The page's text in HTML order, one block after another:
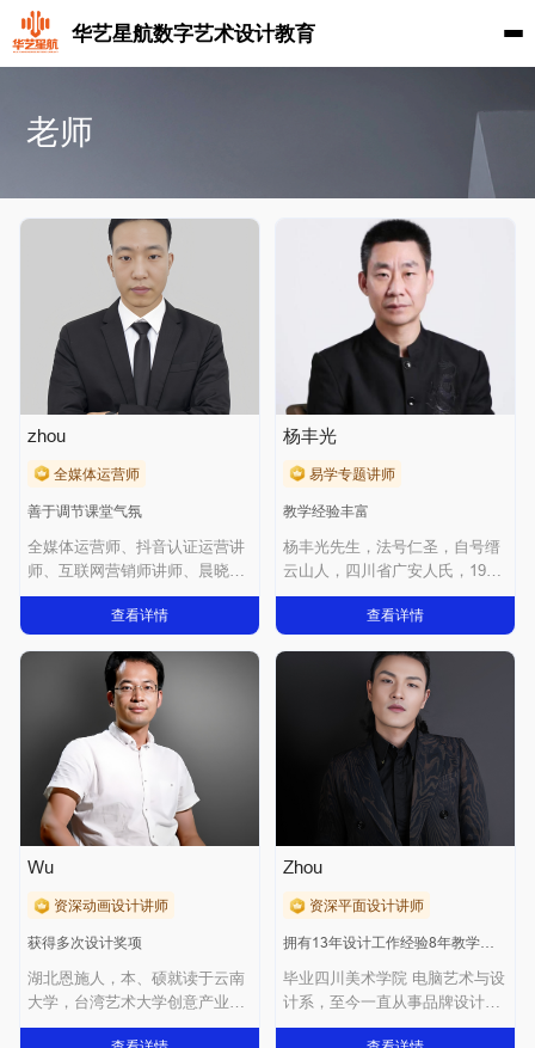
华艺星航数字艺术设计教育
老师
zhou
全媒体运营师
善于调节课堂气氛
全媒体运营师、抖音认证运营讲
师、互联网营销师讲师、晨晓商
贸直播操盘手跨
查看详情
杨丰光
易学专题讲师
教学经验丰富
杨丰光先生，法号仁圣，自号缙
云山人，四川省广安人氏，1993
毕业于北京
查看详情
Wu
资深动画设计讲师
获得多次设计奖项
湖北恩施人，本、硕就读于云南
大学，台湾艺术大学创意产业设
计研究所博士在
Zhou
资深平面设计讲师
拥有13年设计工作经验8年教学经验
毕业四川美术学院 电脑艺术与设
计系，至今一直从事品牌设计创
作与产学研学